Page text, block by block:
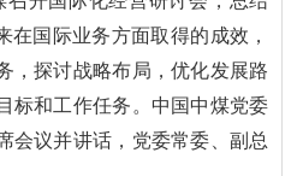
在国际业务方面取得的成效，
，探讨战略布局，优化发展路
标和工作任务。中国中煤党委
会议并讲话，党委常委、副总